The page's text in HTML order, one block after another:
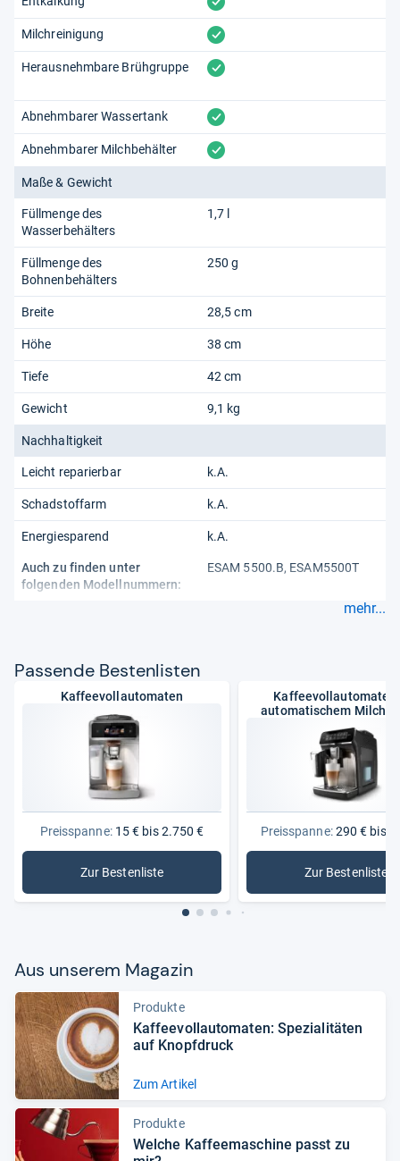
Milchreinigung vorhanden
Herausnehmbare Brühgruppe vorhanden
Abnehmbarer Wassertank vorhanden
Abnehmbarer Milchbehälter vorhanden
Maße & Gewicht
Füllmenge des
Wasserbehälters
1,7 l
Füllmenge des
Bohnenbehälters
250 g
Breite 28,5 cm
Höhe 38 cm
Tiefe 42 cm
Gewicht 9,1 kg
Nachhaltigkeit
Leicht reparierbar k.A.
Schadstoffarm k.A.
Energiesparend k.A.
Auch zu finden unter
folgenden Modellnummern:
ESAM 5500.B, ESAM5500T
mehr...
Pas­sende Bes­ten­lis­ten
Kaffeevollautomaten
Preisspanne:15 € bis 2.750 €
Zur Bestenliste: Kaffeevollautomaten
Kaffeevollautomaten
automatischem
Preisspanne:290 € bis
Zur Bestenliste
:
Aus unse­rem Maga­zin
Produkte
Kaf­fee­voll­au­to­ma­ten: Spe­zia­li­tä­ten
auf Knopf­druck
Zum Artikel
Produkte
Wel­che Kaf­fee­ma­schine passt zu